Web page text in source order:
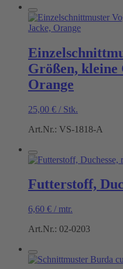
Größen, kleine
Orange
25,00 € / Stk.
Art.Nr.: VS-1818-A
Futterstoff,
6,60 € / mtr.
Art.Nr.: 02-0203